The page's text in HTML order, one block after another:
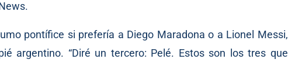
pontífice si prefería a Diego Maradona o a Lionel Messi,
argentino. “Diré un tercero: Pelé. Estos son los tres que